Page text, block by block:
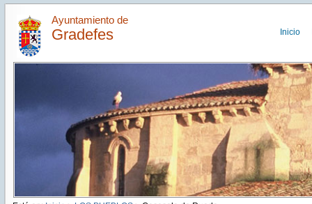
Ayuntamiento de
Gradefes Inicio